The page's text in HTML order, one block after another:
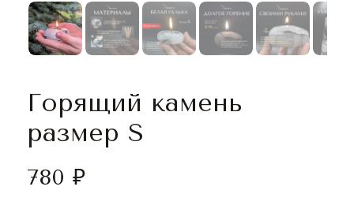
Горящий камень
размер S
780 ₽